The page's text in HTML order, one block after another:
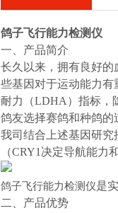
鸽子飞行能力检测仪
一、产品简介
长久以来，拥有良好
些基因对于运动能力有
耐力（LDHA）指标，
鸽友选择赛鸽和种鸽
我司结合上述基因研
（CRY1决定导航能
鸽子飞行能力检测仪是
二、产品优势